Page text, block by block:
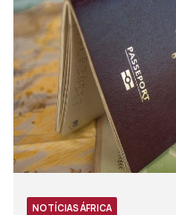
NOTÍCIAS ÁFRICA